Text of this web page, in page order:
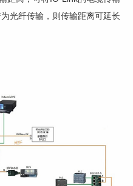
光纤传输，则传输距离可延长